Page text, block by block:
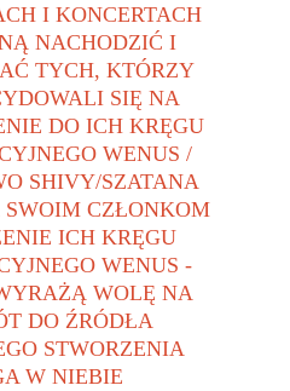
I KONCERTACH
NACHODZIĆ I
TYCH, KTÓRZY
SIĘ NA
DO ICH KRĘGU
WENUS /
SHIVY/SZATANA
CZŁONKOM
ICH KRĘGU
WENUS -
WOLĘ NA
DO ŹRÓDŁA
STWORZENIA
W NIEBIE